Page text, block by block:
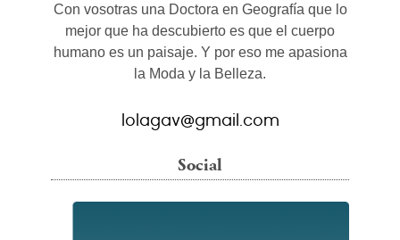
Con vosotras una Doctora en Geografía que lo
mejor que ha descubierto es que el cuerpo
humano es un paisaje. Y por eso me apasiona
la Moda y la Belleza.
lolagav@gmail.com
Social